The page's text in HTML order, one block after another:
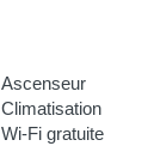
Ascenseur
Climatisation
Wi-Fi gratuite